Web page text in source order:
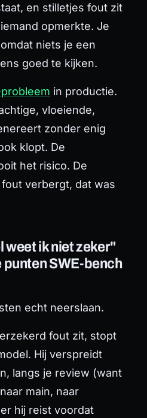
en stilletjes fout zit
opmerkte. Je
niets je een
goed te kijken.
in productie.
vloeiende,
zonder enig
klopt. De
het risico. De
fout verbergt, dat was
weet ik niet zeker"
punten SWE-bench
echt neerslaan.
fout zit, stopt
Hij verspreidt
langs je review (want
main, naar
hij reist voordat